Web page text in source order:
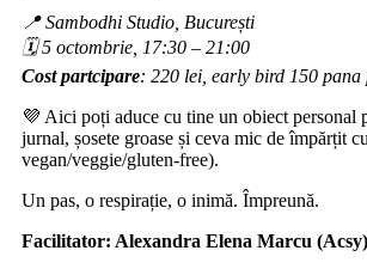
📍 Sambodhi Studio, București
🗓 5 octombrie, 17:30 – 21:00
Cost partcipare: 220 lei, early bird 150 pana
💜 Aici poți aduce cu tine un obiect personal
jurnal, șosete groase și ceva mic de împărțit
vegan/veggie/gluten-free).
Un pas, o respirație, o inimă. Împreună.
Facilitator: Alexandra Elena Marcu (Acsy)